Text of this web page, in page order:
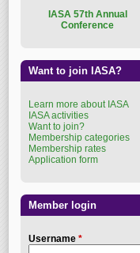
ASA 57th Annual
Conference
Want to join IASA?
Learn more about IASA
IASA activities
Want to join?
Membership categories
Membership rates
Application form
Member login
Username *